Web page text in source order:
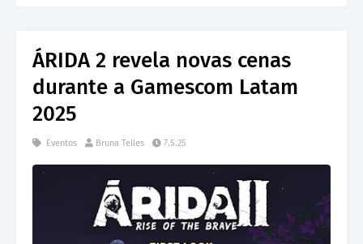
ÁRIDA 2 revela novas cenas
durante a Gamescom Latam
2025
Eventos Bruna Telles 7.5.25